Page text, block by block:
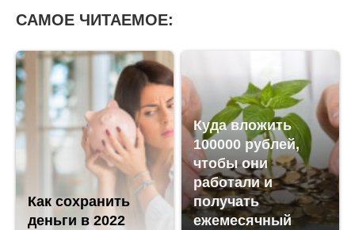
САМОЕ ЧИТАЕМОЕ:
Как сохранить
деньги в 2022
Куда вложить
100000 рублей,
чтобы они
работали и
получать
ежемесячный